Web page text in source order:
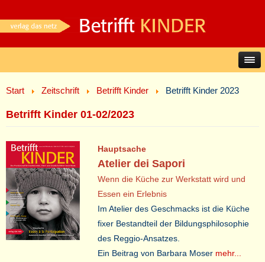
Start Zeitschrift Betrifft Kinder Betrifft Kinder 2023
Betrifft Kinder 01-02/2023
Hauptsache
Atelier dei Sapori
Wenn die Küche zur Werkstatt wird und
Essen ein Erlebnis
Im Atelier des Geschmacks ist die Küche
fixer Bestandteil der Bildungsphilosophie
des Reggio-Ansatzes.
Ein Beitrag von Barbara Moser mehr...